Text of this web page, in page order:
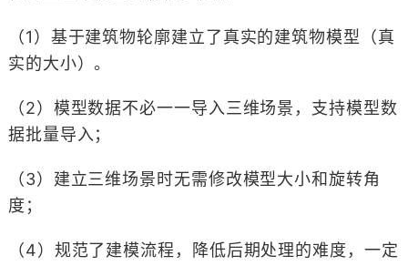
（1）基于建筑物轮廓建立了真实的建筑物模型（真
实的大小）。
（2）模型数据不必一一导入三维场景，支持模型数
据批量导入；
（3）建立三维场景时无需修改模型大小和旋转角
度；
（4）规范了建模流程，降低后期处理的难度，一定